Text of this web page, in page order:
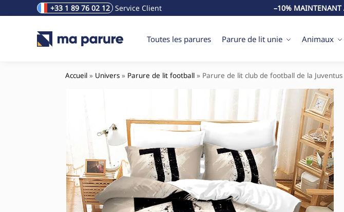
+33 1 89 76 02 12 Service Client –10% MAINTENANT
Toutes les parures Parure de lit unie Animaux
Rechercher un produit
Accueil » Univers » Parure de lit football » Parure de lit club de football de la